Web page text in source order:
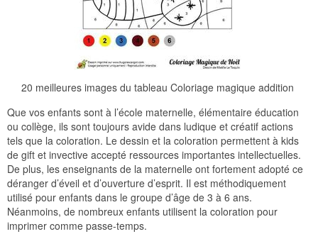
20 meilleures images du tableau Coloriage magique addition
Que vos enfants sont à l’école maternelle, élémentaire éducation
ou collège, ils sont toujours avide dans ludique et créatif actions
tels que la coloration. Le dessin et la coloration permettent à kids
de gift et invective accepté ressources importantes intellectuelles.
De plus, les enseignants de la maternelle ont fortement adopté ce
déranger d’éveil et d’ouverture d’esprit. Il est méthodiquement
utilisé pour enfants dans le groupe d’âge de 3 à 6 ans.
Néanmoins, de nombreux enfants utilisent la coloration pour
imprimer comme passe-temps.